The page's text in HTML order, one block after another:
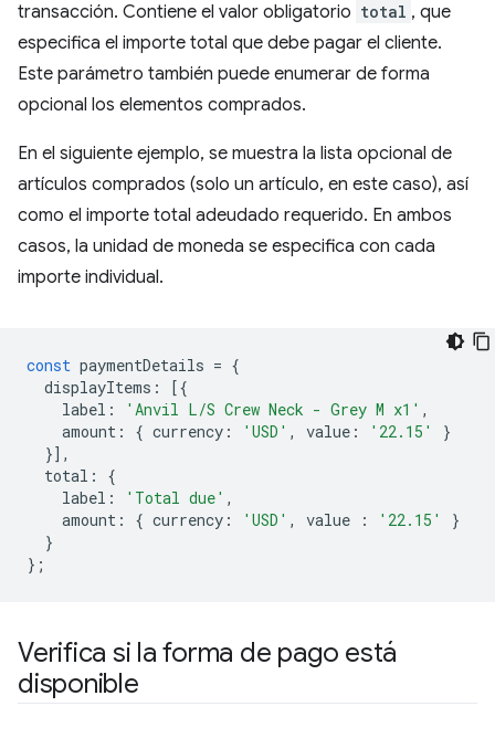
transacción. Contiene el valor obligatorio total , que
especifica el importe total que debe pagar el cliente.
Este parámetro también puede enumerar de forma
opcional los elementos comprados.
En el siguiente ejemplo, se muestra la lista opcional de
artículos comprados (solo un artículo, en este caso), así
como el importe total adeudado requerido. En ambos
casos, la unidad de moneda se especifica con cada
importe individual.
const paymentDetails = {
displayItems :
[{
label : 'Anvil L/S Crew Neck - Grey M x1' ,
amount : { currency : 'USD' , value : '22.15'
}
}],
total :
{
label : 'Total due' ,
amount : { currency : 'USD' , value : '22.15'
}
}
};
Verifica si la forma de pago está
disponible